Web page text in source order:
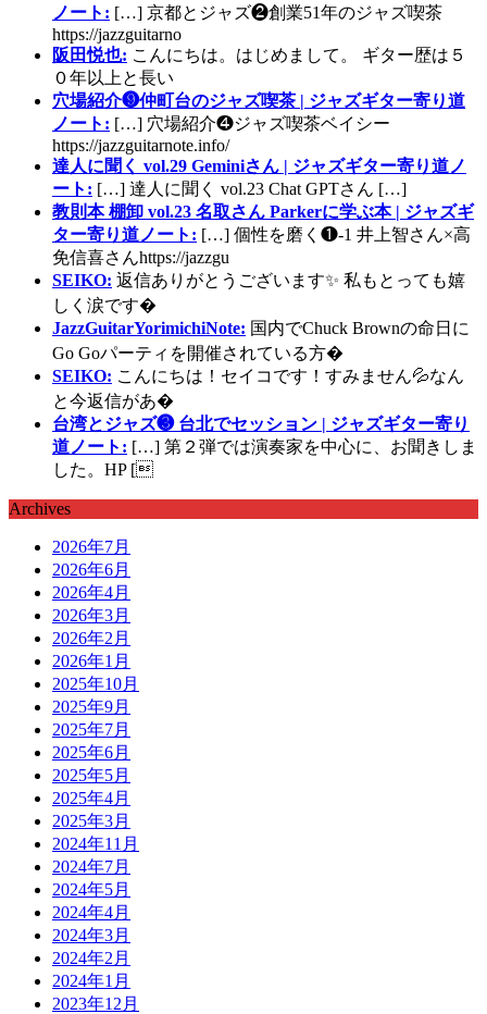
ノート: […] 京都とジャズ❷創業51年のジャズ喫茶
https://jazzguitarno
阪田悦也: こんにちは。はじめまして。 ギター歴は５
０年以上と長い
穴場紹介❾仲町台のジャズ喫茶 | ジャズギター寄り道
ノート: […] 穴場紹介❹ジャズ喫茶ベイシー
https://jazzguitarnote.info/
達人に聞く vol.29 Geminiさん | ジャズギター寄り道ノ
ート: […] 達人に聞く vol.23 Chat GPTさん […]
教則本 棚卸 vol.23 名取さん Parkerに学ぶ本 | ジャズギ
ター寄り道ノート: […] 個性を磨く❶-1 井上智さん×高
免信喜さんhttps://jazzgu
SEIKO: 返信ありがとうございます✨ 私もとっても嬉
しく涙です�
JazzGuitarYorimichiNote: 国内でChuck Brownの命日に
Go Goパーティを開催されている方�
SEIKO: こんにちは！セイコです！すみません💦なん
と今返信があ�
台湾とジャズ❸ 台北でセッション | ジャズギター寄り
道ノート: […] 第２弾では演奏家を中心に、お聞きしま
した。HP [
Archives
2026年7月
2026年6月
2026年4月
2026年3月
2026年2月
2026年1月
2025年10月
2025年9月
2025年7月
2025年6月
2025年5月
2025年4月
2025年3月
2024年11月
2024年7月
2024年5月
2024年4月
2024年3月
2024年2月
2024年1月
2023年12月